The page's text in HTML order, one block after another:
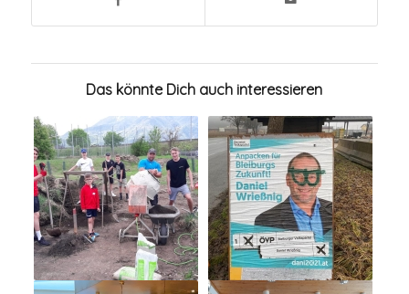
Das könnte Dich auch interessieren